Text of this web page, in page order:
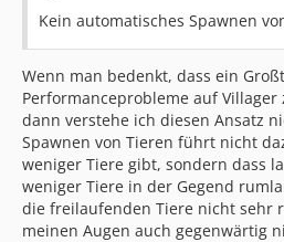
gesagt merken, dass Minecraft
definitiv kein Multitasking.
Küche gleichzeitig drei Gänge
Minecraft die Person, die schon
überfordert ist. Da wir nicht die
Minecraft das Kochen
Ende des Tage quasi nur
Reis ist in diesem Fall eine
höheren Single-Core-Leistung.
Kein automatisches Spawnen
Wenn man bedenkt, dass ein
Performanceprobleme auf
dann verstehe ich diesen Ansatz
Spawnen von Tieren führt nicht
weniger Tiere gibt, sondern dass
weniger Tiere in der Gegend
die freilaufenden Tiere nicht sehr
meinen Augen auch gegenwärtig